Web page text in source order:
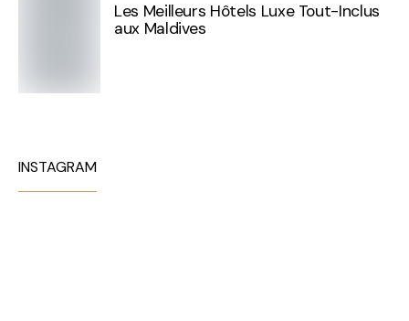
Les Meilleurs Hôtels Luxe Tout-Inclus
aux Maldives
INSTAGRAM